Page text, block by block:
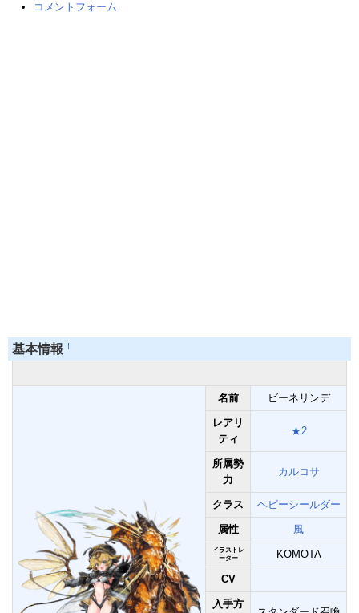
コメントフォーム
基本情報 †
名前 ビーネリンデ
レアリ
ティ
★2
所属勢
力
カルコサ
クラス ヘビーシールダー
属性 風
イラストレ
ーター
KOMOTA
CV
入手方